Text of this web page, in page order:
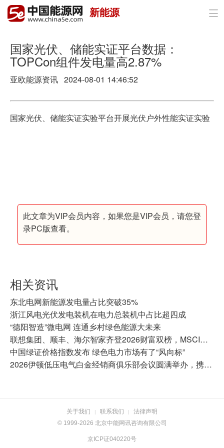
首页
政策与经济
油气
电力
新能源 
国家光伏、储能实证平台数据：
TOPCon组件发电量高2.87%
亚欧能源资讯 2024-08-01 14:46:52
国家光伏、储能实证实验平台开展光伏户外性能实证实验
此文章为VIP会员内容，如果您是VIP会员，请您登
录PC版查看。
相关资讯
东北电网新能源发电量占比突破35%
浙江风电光伏发电装机在电力总装机中占比超四成
“德阳智造”微电网 连通乡村绿色能源大未来
联想集团、顺丰、海尔智家齐登2026财富双榜，MSCI均达AA及以上
中国绿证价格指数发布 绿色电力市场有了“风向标”
2026伊顿低压电气白金经销商俱乐部会议圆满举办，携手共拓增长新蓝海
关于我们 | 联系我们 |
法律声明
© 1999-2026 北京中能网讯咨询有限公司
京ICP证040220号